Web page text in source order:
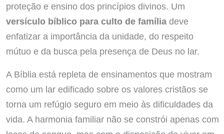
proteção e ensino dos princípios divinos. Um
versículo bíblico para culto de famíliadeve
enfatizar a importância da unidade, do respeito
mútuo e da busca pela presença de Deus no lar.
A Bíblia está repleta de ensinamentos que mostram
como um lar edificado sobre os valores cristãos se
torna um refúgio seguro em meio às dificuldades da
vida. A harmonia familiar não se constrói apenas com